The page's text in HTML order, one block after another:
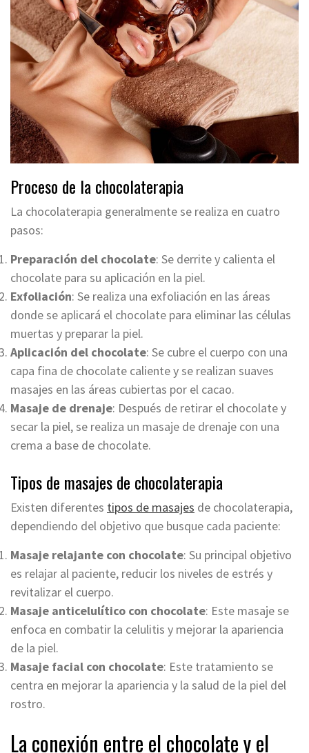
Proceso de la chocolaterapia
La chocolaterapia generalmente se realiza en cuatro
pasos:
Preparación del chocolate: Se derrite y calienta el
chocolate para su aplicación en la piel.
Exfoliación: Se realiza una exfoliación en las áreas
donde se aplicará el chocolate para eliminar las células
muertas y preparar la piel.
Aplicación del chocolate: Se cubre el cuerpo con una
capa fina de chocolate caliente y se realizan suaves
masajes en las áreas cubiertas por el cacao.
Masaje de drenaje: Después de retirar el chocolate y
secar la piel, se realiza un masaje de drenaje con una
crema a base de chocolate.
Tipos de masajes de chocolaterapia
Existen diferentes tipos de masajes de chocolaterapia,
dependiendo del objetivo que busque cada paciente:
Masaje relajante con chocolate: Su principal objetivo
es relajar al paciente, reducir los niveles de estrés y
revitalizar el cuerpo.
Masaje anticelulítico con chocolate: Este masaje se
enfoca en combatir la celulitis y mejorar la apariencia
de la piel.
Masaje facial con chocolate: Este tratamiento se
centra en mejorar la apariencia y la salud de la piel del
rostro.
La conexión entre el chocolate y el